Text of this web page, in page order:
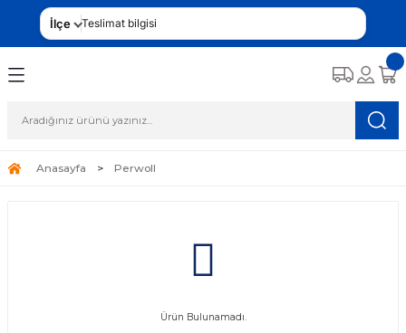
İlçe Teslimat bilgisi
Anasayfa Perwoll
Ürün Bulunamadı.